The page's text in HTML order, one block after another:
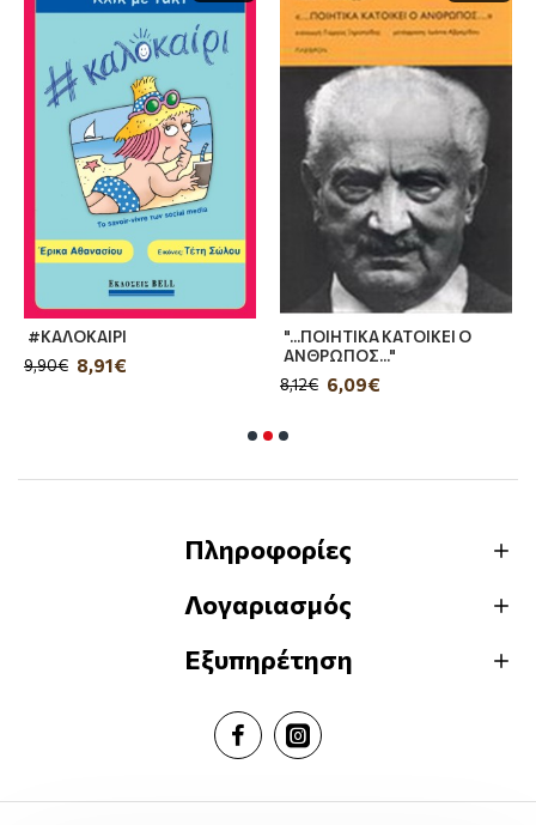
#ΚΑΛΟΚΑΙΡΙ
8,91€
9,90€
"...ΠΟΙΗΤΙΚΑ ΚΑΤΟΙΚΕΙ Ο
ΑΝΘΡΩΠΟΣ..."
6,09€
8,12€
Πληροφορίες
Λογαριασμός
Εξυπηρέτηση